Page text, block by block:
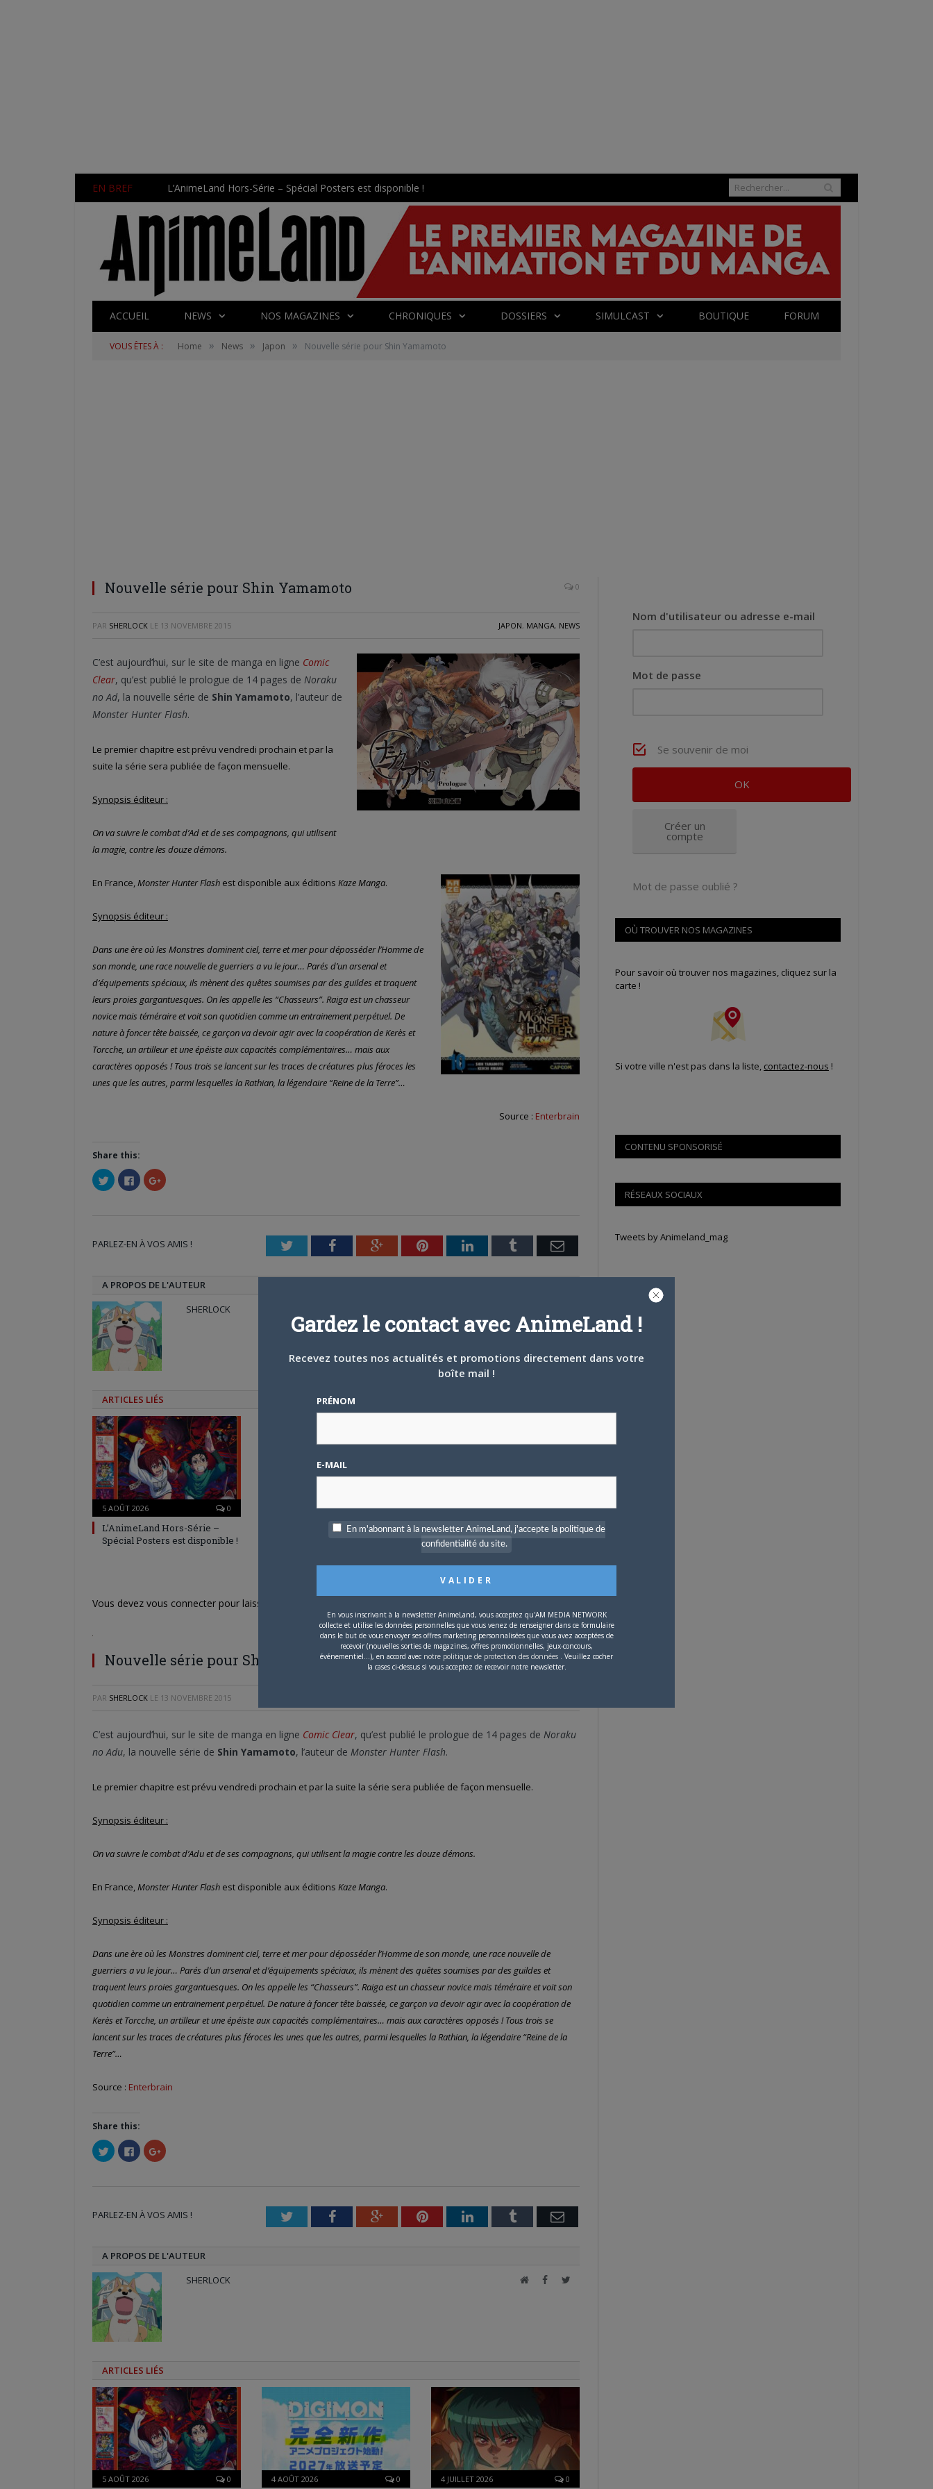
EN BREF L’AnimeLand Hors-Série – Spécial Posters est disponible !
ACCUEIL NEWS NOS MAGAZINES CHRONIQUES DOSSIERS SIMULCAST BOUTIQUE FORUM
VOUS ÊTES À : Home » News » Japon » Nouvelle série pour Shin Yamamoto
Nouvelle série pour Shin Yamamoto 0
PAR SHERLOCK LE 13 NOVEMBRE 2015 JAPON, MANGA, NEWS
C’est aujourd’hui, sur le site de manga en ligne Comic
Clear, qu’est publié le prologue de 14 pages de Noraku
no Ad, la nouvelle série de Shin Yamamoto, l’auteur de
Monster Hunter Flash.
Le premier chapitre est prévu vendredi prochain et par la
suite la série sera publiée de façon mensuelle.
Synopsis éditeur :
On va suivre le combat d’Ad et de ses compagnons, qui utilisent
la magie, contre les douze démons.
En France,Monster Hunter Flash est disponible aux éditions Kaze Manga.
Synopsis éditeur :
Dans une ère où les Monstres dominent ciel, terre et mer pour déposséder l’Homme de
son monde, une race nouvelle de guerriers a vu le jour… Parés d’un arsenal et
d’équipements spéciaux, ils mènent des quêtes soumises par des guildes et traquent
leurs proies gargantuesques. On les appelle les “Chasseurs”. Raiga est un chasseur
novice mais téméraire et voit son quotidien comme un entrainement perpétuel. De
nature à foncer tête baissée, ce garçon va devoir agir avec la coopération de Kerès et
Torcche, un artilleur et une épéiste aux capacités complémentaires… mais aux
caractères opposés ! Tous trois se lancent sur les traces de créatures plus féroces les
unes que les autres, parmi lesquelles la Rathian, la légendaire “Reine de la Terre”…
Source : Enterbrain
Share this:
Cliquez
pour
partager
fenêtre)
Cliquez
pour
partager
fenêtre)
Cliquez
pour
nouvelle
PARLEZ-EN À VOS AMIS ! TwitterFacebookGoogle+PinterestLinkedInTumblr Email
A PROPOS DE L'AUTEUR
SHERLOCK
web
ARTICLES LIÉS
5 AOÛT 2026 0
L’AnimeLand Hors-Série –
Spécial Posters est disponible !
4 AOÛT 2026 0
Une nouvelle série TV Digimon
4 JUILLET 2026 0
[Entretien] Mokochan : « Lors
des prémices du projet, il était
mieux le manga originel.»
Vous devez vous connecter pour laisser un commentaire.
Nouvelle série pour Shin Yamamoto 0
PAR SHERLOCK LE 13 NOVEMBRE 2015
C’est aujourd’hui, sur le site de manga en ligne Comic Clear, qu’est publié le prologue de 14 pages de Noraku
no Adu, la nouvelle série de Shin Yamamoto, l’auteur de Monster Hunter Flash.
Le premier chapitre est prévu vendredi prochain et par la suite la série sera publiée de façon mensuelle.
Synopsis éditeur :
On va suivre le combat d’Adu et de ses compagnons, qui utilisent la magie contre les douze démons.
En France,Monster Hunter Flash est disponible aux éditions Kaze Manga.
Synopsis éditeur :
Dans une ère où les Monstres dominent ciel, terre et mer pour déposséder l’Homme de son monde, une race nouvelle de
guerriers a vu le jour… Parés d’un arsenal et d’équipements spéciaux, ils mènent des quêtes soumises par des guildes et
traquent leurs proies gargantuesques. On les appelle les “Chasseurs”. Raiga est un chasseur novice mais téméraire et voit son
quotidien comme un entrainement perpétuel. De nature à foncer tête baissée, ce garçon va devoir agir avec la coopération de
Kerès et Torcche, un artilleur et une épéiste aux capacités complémentaires… mais aux caractères opposés ! Tous trois se
lancent sur les traces de créatures plus féroces les unes que les autres, parmi lesquelles la Rathian, la légendaire “Reine de la
Terre”…
Source : Enterbrain
Share this:
Cliquez
pour
partager
fenêtre)
Cliquez
pour
partager
fenêtre)
Cliquez
pour
nouvelle
PARLEZ-EN À VOS AMIS ! TwitterFacebookGoogle+PinterestLinkedInTumblr Email
A PROPOS DE L'AUTEUR
SHERLOCK
Site FacebookTwitter
ARTICLES LIÉS
5 AOÛT 2026 0 4 AOÛT 2026 0 4 JUILLET 2026 0
Nom d'utilisateur ou adresse e-mail
Mot de passe
Se souvenir de moi
Créer un
compte
Mot de passe oublié ?
OÙ TROUVER NOS MAGAZINES
Pour savoir où trouver nos magazines, cliquez sur la
carte !
Si votre ville n'est pas dans la liste, contactez-nous !
CONTENU SPONSORISÉ
RÉSEAUX SOCIAUX
Tweets by Animeland_mag
Gardez le contact avec AnimeLand !
Recevez toutes nos actualités et promotions directement dans votre
boîte mail !
PRÉNOM
E-MAIL
En m'abonnant à la newsletter AnimeLand, j'accepte la politique de
confidentialité du site.
En vous inscrivant à la newsletter AnimeLand, vous acceptez qu'AM MEDIA NETWORK
collecte et utilise les données personnelles que vous venez de renseigner dans ce formulaire
dans le but de vous envoyer ses offres marketing personnalisées que vous avez acceptées de
recevoir (nouvelles sorties de magazines, offres promotionnelles, jeux-concours,
événementiel...), en accord avec notre politique de protection des données . Veuillez cocher
la cases ci-dessus si vous acceptez de recevoir notre newsletter.